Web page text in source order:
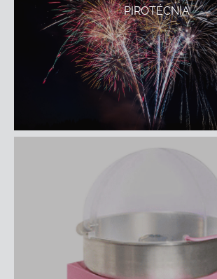
PIROTÉCNIA